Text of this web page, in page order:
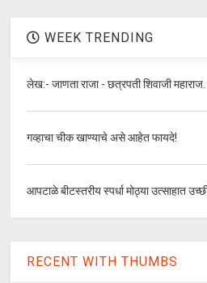
WEEK TRENDING
लेख:- जाणता राजा - छत्रपती शिवाजी महाराज.
गव्हाचा चीक खाण्याचे असे आहेत फायदे!
आपटाळे बीटस्तरीय स्पर्धा मोठ्या उत्साहात
RECENT WITH THUMBS